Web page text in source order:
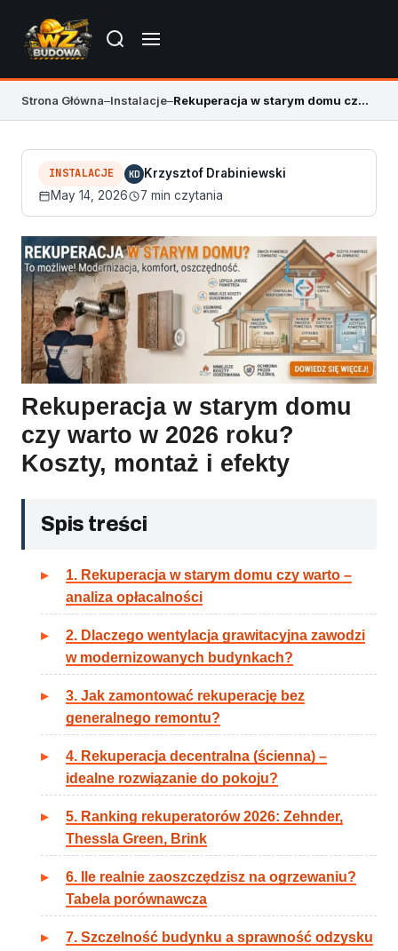
Strona Główna–Instalacje– Rekuperacja w starym domu czy warto
INSTALACJE KD Krzysztof Drabiniewski
May 14, 2026
7 min czytania
Rekuperacja w starym domu
czy warto w 2026 roku?
Koszty, montaż i efekty
Spis treści
1. Rekuperacja w starym domu czy warto –
analiza opłacalności
2. Dlaczego wentylacja grawitacyjna zawodzi
w modernizowanych budynkach?
3. Jak zamontować rekuperację bez
generalnego remontu?
4. Rekuperacja decentralna (ścienna) –
idealne rozwiązanie do pokoju?
5. Ranking rekuperatorów 2026: Zehnder,
Thessla Green, Brink
6. Ile realnie zaoszczędzisz na ogrzewaniu?
Tabela porównawcza
7. Szczelność budynku a sprawność odzysku